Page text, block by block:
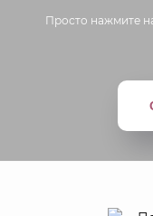
Просто нажмите